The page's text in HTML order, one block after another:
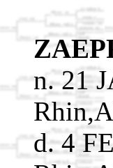
n. 21
d. 4